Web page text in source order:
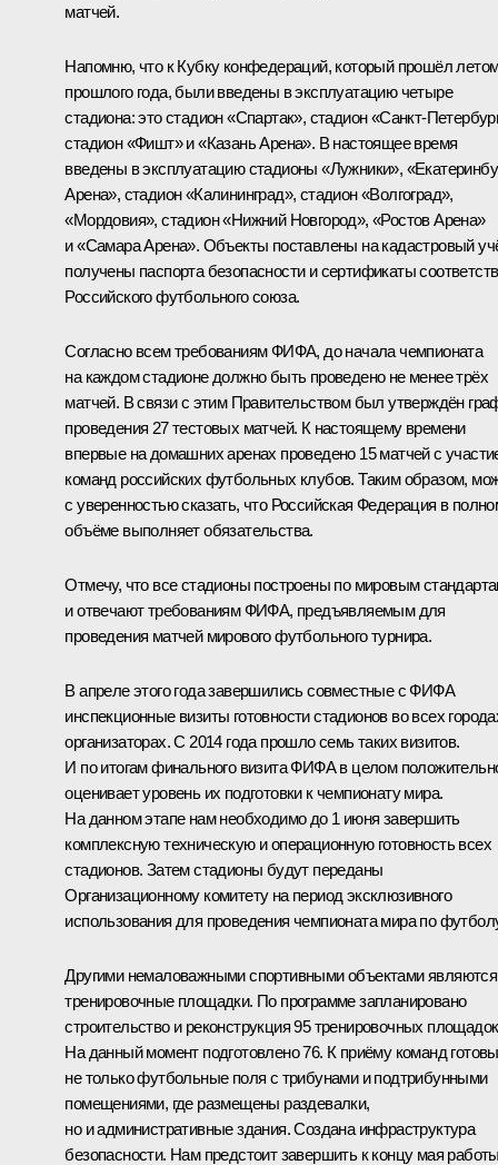
матчей.
Напомню, что к Кубку конфедераций, который прошёл
прошлого года, были введены в эксплуатацию четыре
стадиона: это стадион «Спартак», стадион «Санкт-
стадион «Фишт» и «Казань Арена». В настоящее время
введены в эксплуатацию стадионы «Лужники»,
Арена», стадион «Калининград», стадион «Волгоград»,
«Мордовия», стадион «Нижний Новгород», «Ростов Арена»
и «Самара Арена». Объекты поставлены на кадастровый
получены паспорта безопасности и сертификаты
Российского футбольного союза.
Согласно всем требованиям ФИФА, до начала чемпионата
на каждом стадионе должно быть проведено не менее трёх
матчей. В связи с этим Правительством был утверждён
проведения 27 тестовых матчей. К настоящему времени
впервые на домашних аренах проведено 15 матчей с
команд российских футбольных клубов. Таким образом,
с уверенностью сказать, что Российская Федерация в
объёме выполняет обязательства.
Отмечу, что все стадионы построены по мировым
и отвечают требованиям ФИФА, предъявляемым для
проведения матчей мирового футбольного турнира.
В апреле этого года завершились совместные с ФИФА
инспекционные визиты готовности стадионов во всех
организаторах. С 2014 года прошло семь таких визитов.
И по итогам финального визита ФИФА в целом
оценивает уровень их подготовки к чемпионату мира.
На данном этапе нам необходимо до 1 июня завершить
комплексную техническую и операционную готовность всех
стадионов. Затем стадионы будут переданы
Организационному комитету на период эксклюзивного
использования для проведения чемпионата мира по
Другими немаловажными спортивными объектами являются
тренировочные площадки. По программе запланировано
строительство и реконструкция 95 тренировочных
На данный момент подготовлено 76. К приёму команд готовы
не только футбольные поля с трибунами и подтрибунными
помещениями, где размещены раздевалки,
но и административные здания. Создана инфраструктура
безопасности. Нам предстоит завершить к концу мая